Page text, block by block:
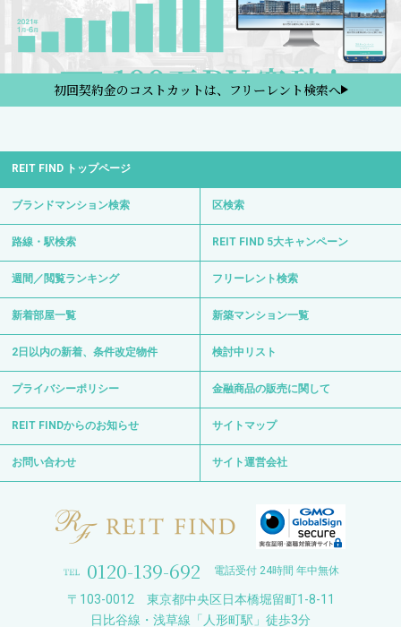
初回契約金のコストカットは、フリーレント検索へ
REIT FIND トップページ
ブランドマンション検索 区検索
路線・駅検索 REIT FIND 5大キャンペーン
週間／閲覧ランキング フリーレント検索
新着部屋一覧 新築マンション一覧
2日以内の新着、条件改定物件 検討中リスト
プライバシーポリシー 金融商品の販売に関して
REIT FINDからのお知らせ サイトマップ
お問い合わせ サイト運営会社
0120-139-692 電話受付 24時間 年中無休
〒103-0012 東京都中央区日本橋堀留町1-8-11
日比谷線・浅草線「人形町駅」徒歩3分